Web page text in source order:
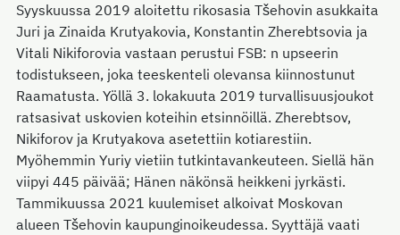
Syyskuussa 2019 aloitettu rikosasia Tšehovin asukkaita
Juri ja Zinaida Krutyakovia, Konstantin Zherebtsovia ja
Vitali Nikiforovia vastaan perustui FSB: n upseerin
todistukseen, joka teeskenteli olevansa kiinnostunut
Raamatusta. Yöllä 3. lokakuuta 2019 turvallisuusjoukot
ratsasivat uskovien koteihin etsinnöillä. Zherebtsov,
Nikiforov ja Krutyakova asetettiin kotiarestiin.
Myöhemmin Yuriy vietiin tutkintavankeuteen. Siellä hän
viipyi 445 päivää; Hänen näkönsä heikkeni jyrkästi.
Tammikuussa 2021 kuulemiset alkoivat Moskovan
alueen Tšehovin kaupunginoikeudessa. Syyttäjä vaati